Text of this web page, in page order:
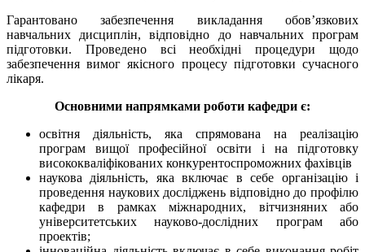
Гарантовано забезпечення викладання обов’язкових
навчальних дисциплін, відповідно до навчальних програм
підготовки. Проведено всі необхідні процедури щодо
забезпечення вимог якісного процесу підготовки сучасного
лікаря.
Основними напрямками роботи кафедри є:
освітня діяльність, яка спрямована на реалізацію
програм вищої професійної освіти і на підготовку
висококваліфікованих конкурентоспроможних фахівців
наукова діяльність, яка включає в себе організацію і
проведення наукових досліджень відповідно до профілю
кафедри в рамках міжнародних, вітчизняних або
університетських науково-дослідних програм або
проектів;